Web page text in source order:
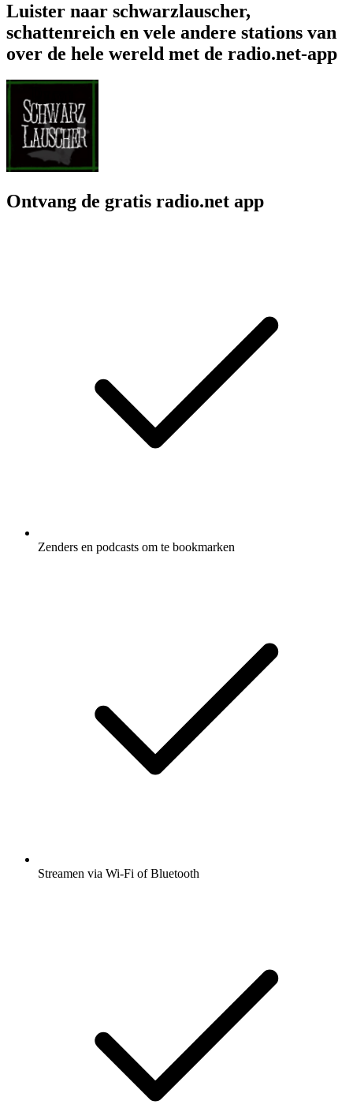
Luister naar schwarzlauscher,
schattenreich en vele andere stations van
over de hele wereld met de radio.net-app
Ontvang de gratis radio.net app
Zenders en podcasts om te bookmarken
Streamen via Wi-Fi of Bluetooth